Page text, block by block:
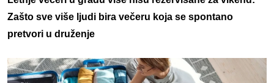
Zašto sve više ljudi bira večeru koja se spontano
pretvori u druženje